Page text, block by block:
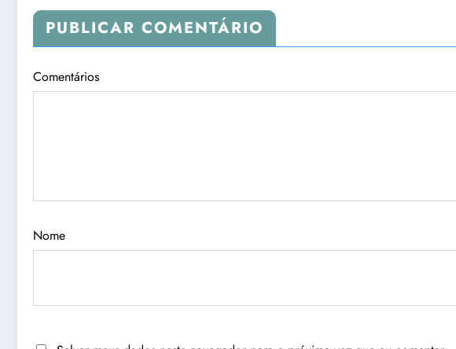
PUBLICAR COMENTÁRIO
Comentários
Nome